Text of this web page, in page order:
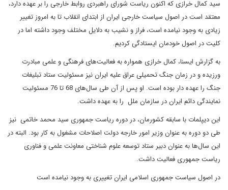
سید کمال خرازی که اکنون ریاست شورای راهبردی روابط خارجی را بر عهده دارد،
معتقد است در اصول سیاست خارجی ایران از ابتدای انقلاب تا به امروز تغییر
زیادی به وجود نیامده است، فراز و نشیب به دلایل مختلف وجود داشته اما در
کلیت در اصول خودمان ایستادگی کردیم.
به گزارش ایسنا، کمال خرازی همواره به فعالیت‌های فرهنگی و علمی مبادرت
ورزیده و در زمان جنگ تحمیلی عراق علیه ایران نیز مسئولیت ستاد تبلیغات
جنگ را عهده دار بوده است. او پس از آن طی سال‌های 68 تا 76 مسئولیت
نمایندگی دائم ایران در سازمان ملل را به عهده داشت.
این دیپلمات با سابقه کشورمان، در دوره ریاست جمهوری سید محمد خاتمی نیز
طی دو دوره به‌ عنوان وزیر امور خارجه دولت اصلاحات مشغول به کار بود. البته در
این سال‌ها به عنوان دبیر ستاد توسعه علوم شناختی معاونت علمی و فناوری
ریاست جمهوری فعالیت داشت.
در اصول سیاست جمهوری اسلامی ایران تغییری به وجود نیامده است